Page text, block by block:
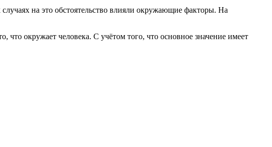
на это обстоятельство влияли окружающие факторы. На
окружает человека. С учётом того, что основное значение имеет